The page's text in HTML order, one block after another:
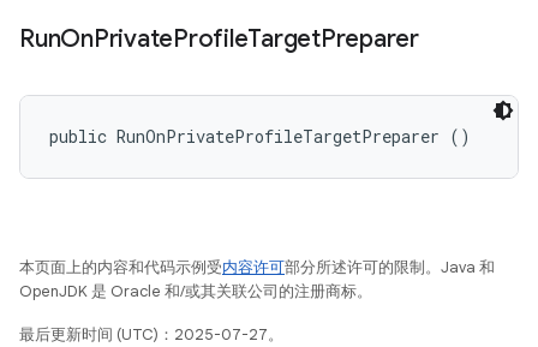
RunOnPrivateProfileTargetPreparer
public RunOnPrivateProfileTargetPreparer ()
本页面上的内容和代码示例受内容许可部分所述许可的限制。Java 和
OpenJDK 是 Oracle 和/或其关联公司的注册商标。
最后更新时间 (UTC)：2025-07-27。